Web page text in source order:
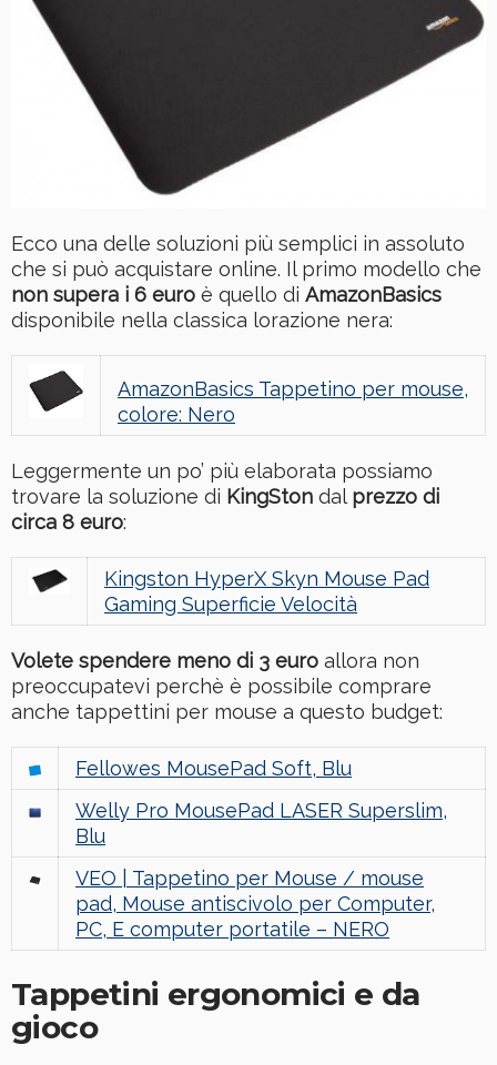
Ecco una delle soluzioni più semplici in assoluto
che si può acquistare online. Il primo modello che
non supera i 6 euro è quello di AmazonBasics
disponibile nella classica lorazione nera:
AmazonBasics Tappetino per mouse,
colore: Nero
Leggermente un po’ più elaborata possiamo
trovare la soluzione di KingSton dal prezzo di
circa 8 euro:
Kingston HyperX Skyn Mouse Pad
Gaming Superficie Velocità
Volete spendere meno di 3 euro allora non
preoccupatevi perchè è possibile comprare
anche tappettini per mouse a questo budget:
Fellowes MousePad Soft, Blu
Welly Pro MousePad LASER Superslim,
Blu
VEO | Tappetino per Mouse / mouse
pad, Mouse antiscivolo per Computer,
PC, E computer portatile – NERO
Tappetini ergonomici e da
gioco